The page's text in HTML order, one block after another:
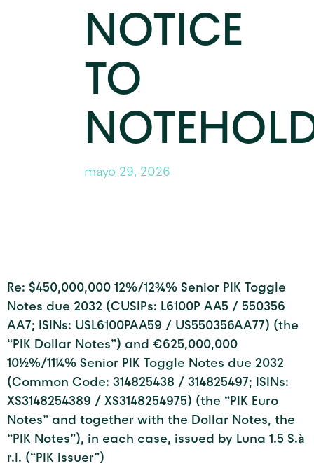
NOTICE
TO
mayo 29, 2026
Re: $450,000,000 12%/12¾% Senior PIK Toggle
Notes due 2032 (CUSIPs: L6100P AA5 / 550356
AA7; ISINs: USL6100PAA59 / US550356AA77) (the
“PIK Dollar Notes”) and €625,000,000
10½%/11¼% Senior PIK Toggle Notes due 2032
(Common Code: 314825438 / 314825497; ISINs:
XS3148254389 / XS3148254975) (the “PIK Euro
Notes” and together with the Dollar Notes, the
“PIK Notes”), in each case, issued by Luna 1.5 S.à
r.l. (“PIK Issuer”)